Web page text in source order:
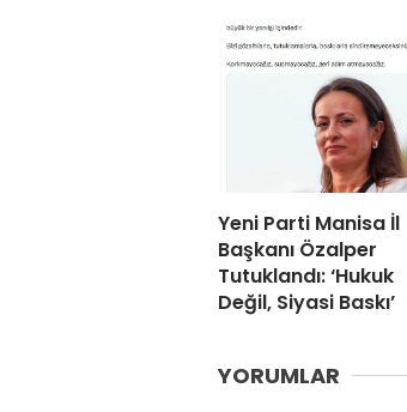
Yeni Parti Manisa İl
Başkanı Özalper
Tutuklandı: ‘Hukuk
Değil, Siyasi Baskı’
YORUMLAR